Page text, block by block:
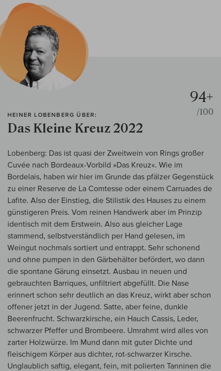
HEINER LOBENBERG ÜBER:
Das Kleine Kreuz 2022
94+
/100
Lobenberg: Das ist quasi der Zweitwein von Rings großer
Cuvée nach Bordeaux-Vorbild »Das Kreuz«. Wie im
Bordelais, haben wir hier im Grunde das pfälzer Gegenstück
zu einer Reserve de La Comtesse oder einem Carruades de
Lafite. Also der Einstieg, die Stilistik des Hauses zu einem
günstigeren Preis. Vom reinen Handwerk aber im Prinzip
identisch mit dem Erstwein. Also aus gleicher Lage
stammend, selbstverständlich per Hand gelesen, im
Weingut nochmals sortiert und entrappt. Sehr schonend
und ohne pumpen in den Gärbehälter befördert, wo dann
die spontane Gärung einsetzt. Ausbau in neuen und
gebrauchten Barriques, unfiltriert abgefüllt. Die Nase
erinnert schon sehr deutlich an das Kreuz, wirkt aber schon
offener jetzt in der Jugend. Satte, aber feine, dunkle
Beerenfrucht. Schwarzkirsche, ein Hauch Cassis, Leder,
schwarzer Pfeffer und Brombeere. Umrahmt wird alles von
zarter Holzwürze. Im Mund dann mit guter Dichte und
fleischigem Körper aus dichter, rot-schwarzer Kirsche.
Unglaublich saftig, elegant, fein, mit polierten Tanninen die